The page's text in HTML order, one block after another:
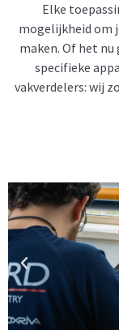
Elke
mogelijkheid om
maken. Of het
specifieke
vakverdelers: wij